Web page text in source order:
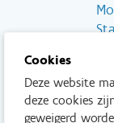
Cookies
Deze website
deze cookies
geweigerd